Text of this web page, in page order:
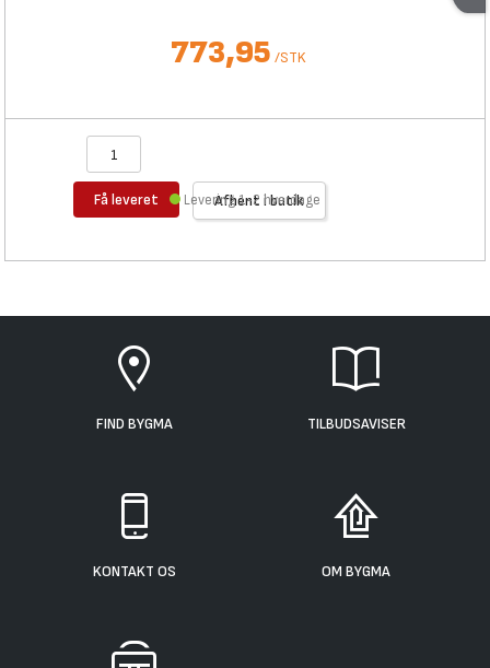
773,95 /STK
Få leveret Afhent i butik
Levering 1-2 hverdage
FIND BYGMA TILBUDSAVISER
KONTAKT OS OM BYGMA